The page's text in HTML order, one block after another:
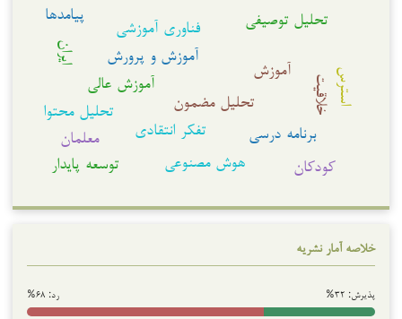
تحلیل مضمون
تفکر انتقادی
آموزش
آموزش عالی
برنامه درسی
هوش مصنوعی
آموزش و پرورش
فناوری آموزشی تحلیل توصیفی
تحلیل محتوا
توسعه پایدار
خلاقیت
معلمان
ایران
پیامدها
کودکان
استرس
خلاصه آمار نشریه
پذیرش: ۳۲% رد: ۶۸%